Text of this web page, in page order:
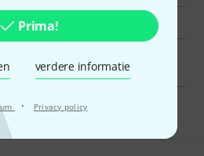
Prima!
verdere informatie
· Privacy policy
voor Äolis Klangspiele
instrumenten in een